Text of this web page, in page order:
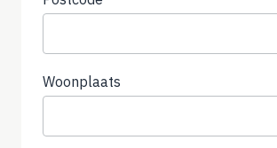
Woonplaats